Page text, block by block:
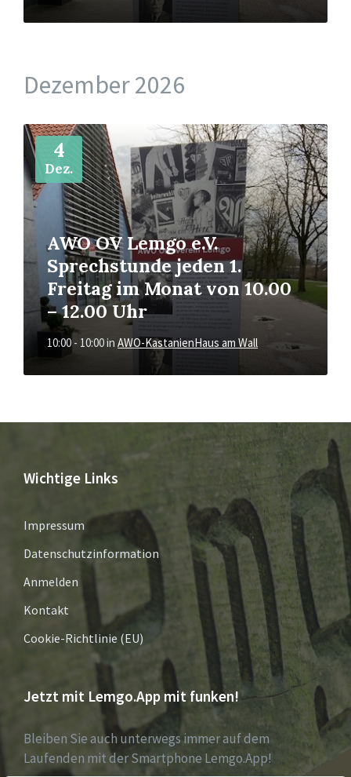
Dezember 2026
4
Dez.
AWO OV Lemgo e.V.
Sprechstunde jeden 1.
Freitag im Monat von 10.00
– 12.00 Uhr
10:00 - 10:00in AWO-KastanienHaus am Wall
Mehr
Wichtige Links
Impressum
Datenschutzinformation
Anmelden
Kontakt
Cookie-Richtlinie (EU)
Jetzt mit Lemgo.App mit funken!
Bleiben Sie auch unterwegs immer auf dem
Laufenden mit der Smartphone Lemgo.App!